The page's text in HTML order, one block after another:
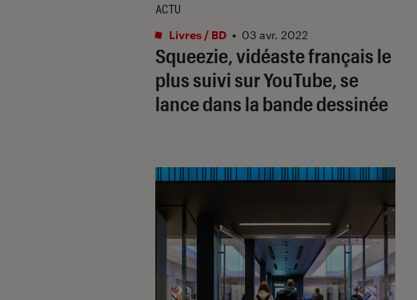
Squeezie, vidéaste français le
plus suivi sur YouTube, se
lance dans la bande dessinée
ACTU
Livres / BD • 03 avr. 2022